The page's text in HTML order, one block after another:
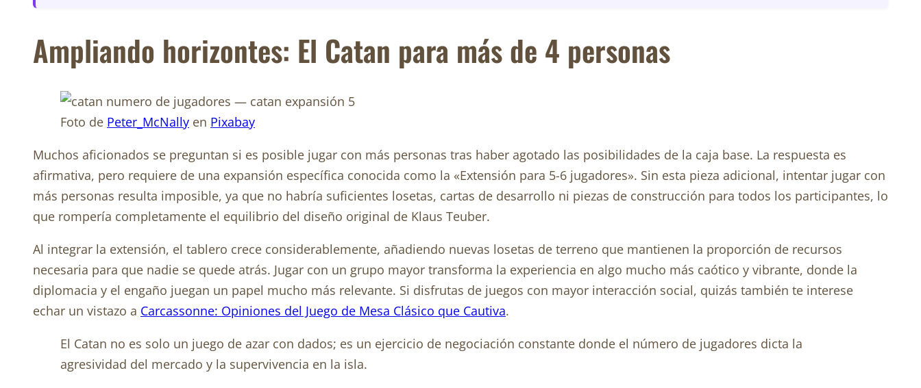
Ampliando horizontes: El Catan para más de 4 personas
Foto de Peter_McNally en Pixabay
Muchos aficionados se preguntan si es posible jugar con más personas tras haber agotado las posibilidades de la caja base. La respuesta es
afirmativa, pero requiere de una expansión específica conocida como la «Extensión para 5-6 jugadores». Sin esta pieza adicional, intentar jugar con
más personas resulta imposible, ya que no habría suficientes losetas, cartas de desarrollo ni piezas de construcción para todos los participantes, lo
que rompería completamente el equilibrio del diseño original de Klaus Teuber.
Al integrar la extensión, el tablero crece considerablemente, añadiendo nuevas losetas de terreno que mantienen la proporción de recursos
necesaria para que nadie se quede atrás. Jugar con un grupo mayor transforma la experiencia en algo mucho más caótico y vibrante, donde la
diplomacia y el engaño juegan un papel mucho más relevante. Si disfrutas de juegos con mayor interacción social, quizás también te interese
echar un vistazo a Carcassonne: Opiniones del Juego de Mesa Clásico que Cautiva.
El Catan no es solo un juego de azar con dados; es un ejercicio de negociación constante donde el número de jugadores dicta la
agresividad del mercado y la supervivencia en la isla.